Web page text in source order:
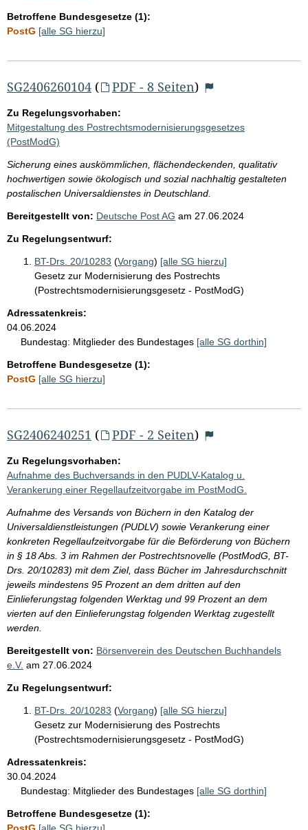
Betroffene Bundesgesetze (1):
PostG [alle SG hierzu]
SG2406260104 ( PDF - 8 Seiten)
Zu Regelungsvorhaben:
Mitgestaltung des Postrechtsmodernisierungsgesetzes
(PostModG)
Sicherung eines auskömmlichen, flächendeckenden, qualitativ
hochwertigen sowie ökologisch und sozial nachhaltig gestalteten
postalischen Universaldienstes in Deutschland.
Bereitgestellt von: Deutsche Post AG am 27.06.2024
Zu Regelungsentwurf:
BT-Drs. 20/10283 (Vorgang) [alle SG hierzu]
Gesetz zur Modernisierung des Postrechts
(Postrechtsmodernisierungsgesetz - PostModG)
Adressatenkreis:
04.06.2024
Bundestag: Mitglieder des Bundestages [alle SG dorthin]
Betroffene Bundesgesetze (1):
PostG [alle SG hierzu]
SG2406240251 ( PDF - 2 Seiten)
Zu Regelungsvorhaben:
Aufnahme des Buchversands in den PUDLV-Katalog u.
Verankerung einer Regellaufzeitvorgabe im PostModG.
Aufnahme des Versands von Büchern in den Katalog der
Universaldienstleistungen (PUDLV) sowie Verankerung einer
konkreten Regellaufzeitvorgabe für die Beförderung von Büchern
in § 18 Abs. 3 im Rahmen der Postrechtsnovelle (PostModG, BT-
Drs. 20/10283) mit dem Ziel, dass Bücher im Jahresdurchschnitt
jeweils mindestens 95 Prozent an dem dritten auf den
Einlieferungstag folgenden Werktag und 99 Prozent an dem
vierten auf den Einlieferungstag folgenden Werktag zugestellt
werden.
Bereitgestellt von: Börsenverein des Deutschen Buchhandels
e.V. am 27.06.2024
Zu Regelungsentwurf:
BT-Drs. 20/10283 (Vorgang) [alle SG hierzu]
Gesetz zur Modernisierung des Postrechts
(Postrechtsmodernisierungsgesetz - PostModG)
Adressatenkreis:
30.04.2024
Bundestag: Mitglieder des Bundestages [alle SG dorthin]
Betroffene Bundesgesetze (1):
PostG [alle SG hierzu]